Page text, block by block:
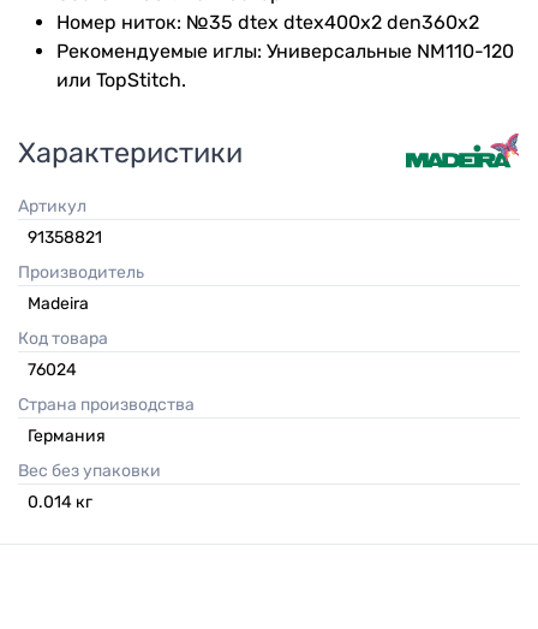
Номер ниток: №35 dtex dtex400x2 den360x2
Рекомендуемые иглы: Универсальные NM110-120
или TopStitch.
Характеристики
Артикул
91358821
Производитель
Madeira
Код товара
76024
Страна производства
Германия
Вес без упаковки
0.014 кг